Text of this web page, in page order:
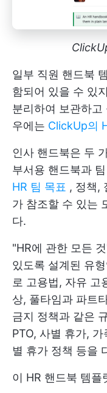
일부 직원 핸드북
함되어 있을 수 있
분리하여 보관하고
우에는 ClickUp의
인사 핸드북은 두
부서용 핸드북과
HR 팀 목표 , 정책,
가 참조할 수 있는
다.
"HR에 관한 모든
있도록 설계된 유
로 고용법, 자유 고
상, 풀타임과 파트
금지 정책과 같은
PTO, 사별 휴가,
별 휴가 정책 등을
이 HR 핸드북 템플